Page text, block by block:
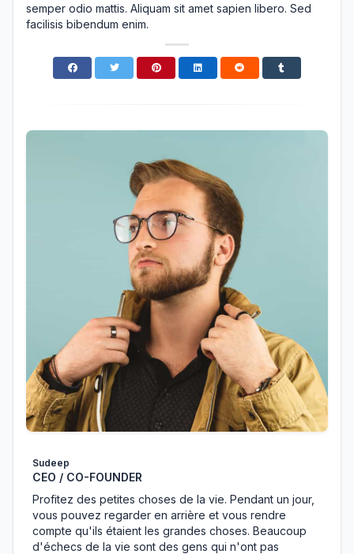
semper odio mattis. Aliquam sit amet sapien libero. Sed
facilisis bibendum enim.
Sudeep
CEO / CO-FOUNDER
Profitez des petites choses de la vie. Pendant un jour,
vous pouvez regarder en arrière et vous rendre
compte qu'ils étaient les grandes choses. Beaucoup
d'échecs de la vie sont des gens qui n'ont pas